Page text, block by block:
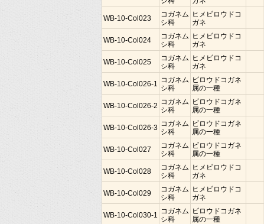
WB-10-Col023
コガネム
シ科
ヒメビロウドコ
ガネ
WB-10-Col024
コガネム
シ科
ヒメビロウドコ
ガネ
WB-10-Col025
コガネム
シ科
ヒメビロウドコ
ガネ
WB-10-Col026-1 コガネム
シ科
ビロウドコガネ
属の一種
WB-10-Col026-2 コガネム
シ科
ビロウドコガネ
属の一種
WB-10-Col026-3 コガネム
シ科
ビロウドコガネ
属の一種
WB-10-Col027
コガネム
シ科
ビロウドコガネ
属の一種
WB-10-Col028
コガネム
シ科
ヒメビロウドコ
ガネ
WB-10-Col029
コガネム
シ科
ヒメビロウドコ
ガネ
WB-10-Col030-1 コガネム
シ科
ビロウドコガネ
属の一種